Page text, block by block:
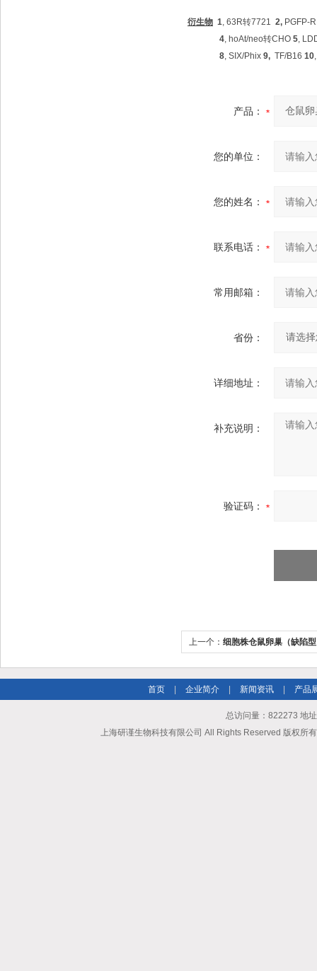
衍生物 1, 63R转7721 2, PGFP-
4, hoAt/neo转CHO 5,
8, SIX/Phix 9, TF/B16 10
产品：
您的单位：
您的姓名：
联系电话：
常用邮箱：
省份：
详细地址：
补充说明：
验证码：
上一个： 细胞株仓鼠卵巢（缺陷
首页 企业简介 新闻资讯 产品
总访问量：822273 地
上海研谨生物科技有限公司 All Rights Reserved 版权所